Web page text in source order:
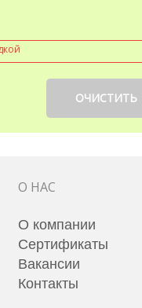
ОЧИСТИТЬ
О НАС
О компании
Сертификаты
Вакансии
Контакты